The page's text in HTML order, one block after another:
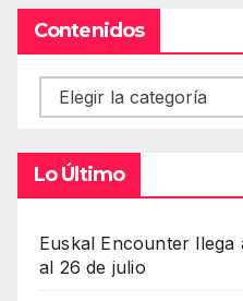
Contenidos
Contenidos
Lo Último
Euskal Encounter llega
al 26 de julio